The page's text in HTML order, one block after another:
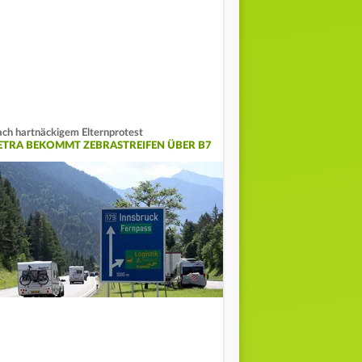
hartnäckigem Elternprotest
BEKOMMT ZEBRASTREIFEN ÜBER B7